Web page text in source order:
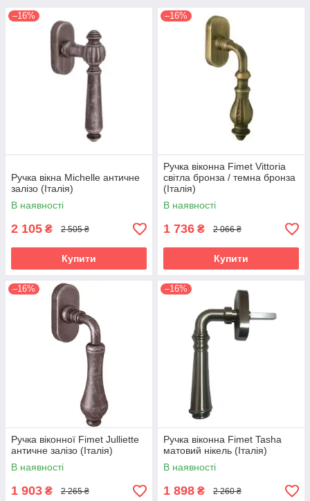
–16%
Ручка вікна Michelle античне
залізо (Італія)
В наявності
2 105 ₴ 2 505 ₴
Купити
–16%
Ручка віконна Fimet Vittoria
світла бронза / темна бронза
(Італія)
В наявності
1 736 ₴ 2 066 ₴
Купити
–16%
Ручка віконної Fimet Julliette
античне залізо (Італія)
В наявності
1 903 ₴ 2 265 ₴
–16%
Ручка віконна Fimet Tasha
матовий нікель (Італія)
В наявності
1 898 ₴ 2 260 ₴